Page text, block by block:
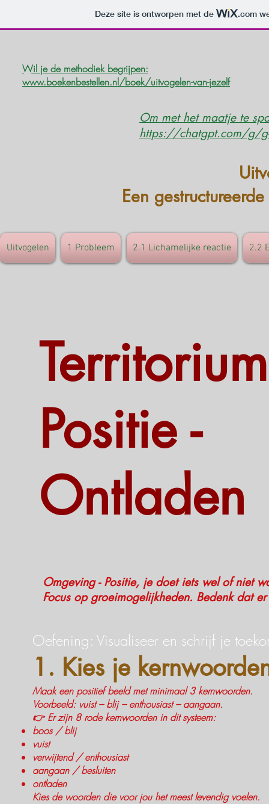
Deze site is ontworpen met de .com
Wil je de methodiek begrijpen:
www.boekenbestellen.nl/boek/uitvogelen-van-jezelf
Om met het maatje te
https://chatgpt.com/g/
Een
Uitvogelen 1 Probleem 2.1 Lichamelijke reactie 2.2
Positie -
Ontladen
Omgeving - Positie, je doet iets wel of niet
Focus op groeimogelijkheden. Bedenk dat
Oefening: Visualiseer en schrijf je
1. Kies je
Maak een positief beeld met minimaal 3 kernwoorden.
Voorbeeld: vuist – blij – enthousiast – aangaan.
👉 Er zijn 8 rode kernwoorden in dit systeem:
boos / blij
vuist
verwijtend / enthousiast
aangaan / besluiten
ontladen
Kies de woorden die voor jou het meest levendig voelen.